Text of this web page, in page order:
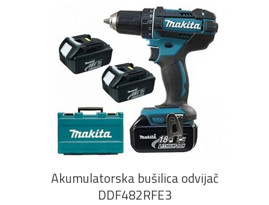
DODAJ U KOŠARICU
Akumulatorska bušilica odvijač
DDF482RFE3